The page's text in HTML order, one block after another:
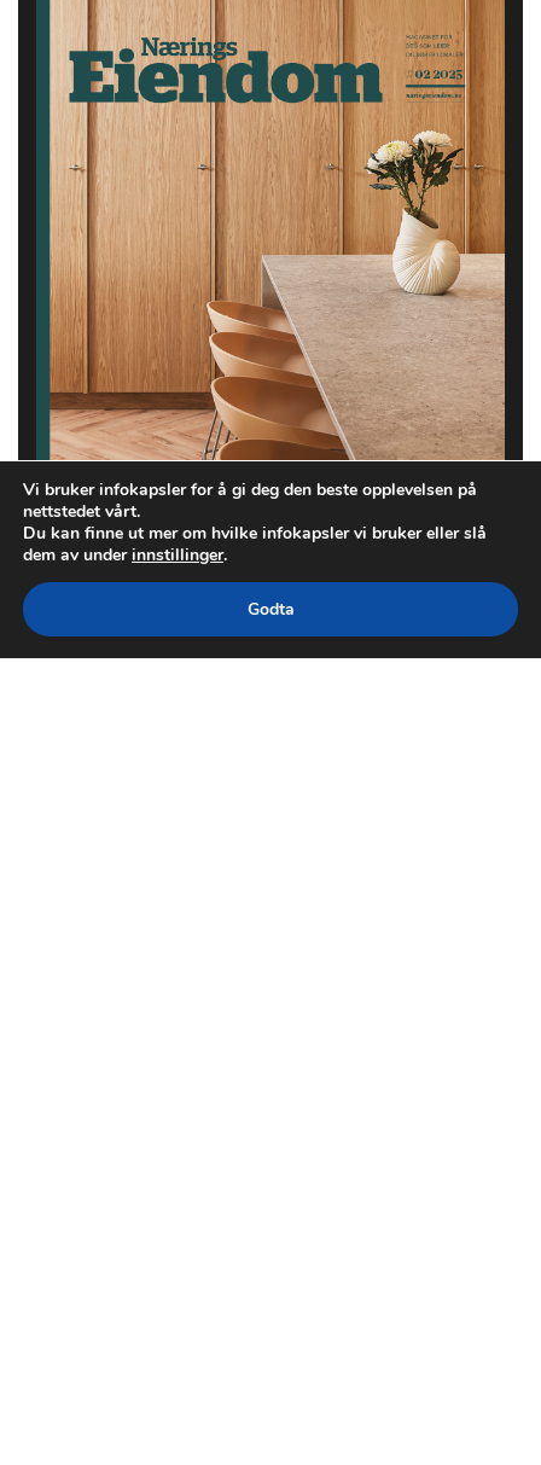
Vi bruker infokapsler for å gi deg den beste opplevelsen på
nettstedet vårt.
Du kan finne ut mer om hvilke infokapsler vi bruker eller slå
dem av underinnstillinger.
Godta